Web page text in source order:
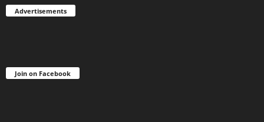
Advertisements
Join on Facebook